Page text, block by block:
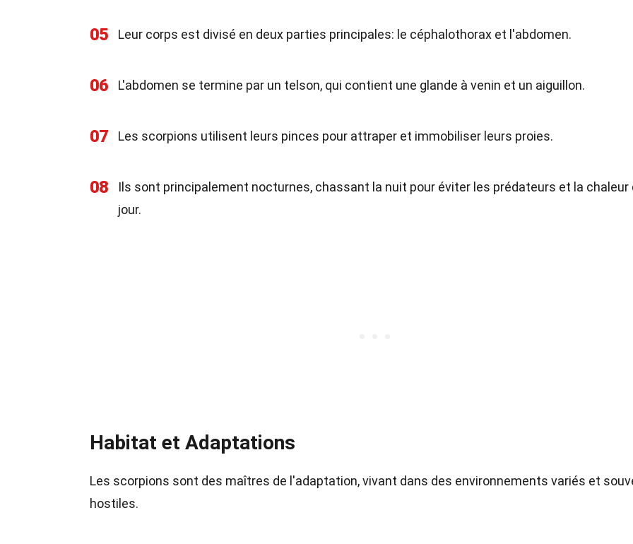
05 Leur corps est divisé en deux parties principales: le céphalothorax et l'abdomen.
06 L'abdomen se termine par un telson, qui contient une glande à venin et un aiguillon.
07 Les scorpions utilisent leurs pinces pour attraper et immobiliser leurs proies.
08
Ils sont principalement nocturnes, chassant la nuit pour éviter les prédateurs et la chaleur
jour.
Habitat et Adaptations
Les scorpions sont des maîtres de l'adaptation, vivant dans des environnements variés et
hostiles.